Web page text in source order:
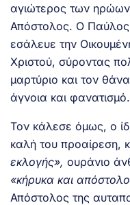
αγιώτερος των
Απόστολος. Ο
εσάλευε την
Χριστού, σύροντας
μαρτύριο και τον
άγνοια και φανατισμό.
Τον κάλεσε όμως, ο
καλή του προαίρεση,
εκλογής», ουράνιο
«κήρυκα και
Απόστολος της